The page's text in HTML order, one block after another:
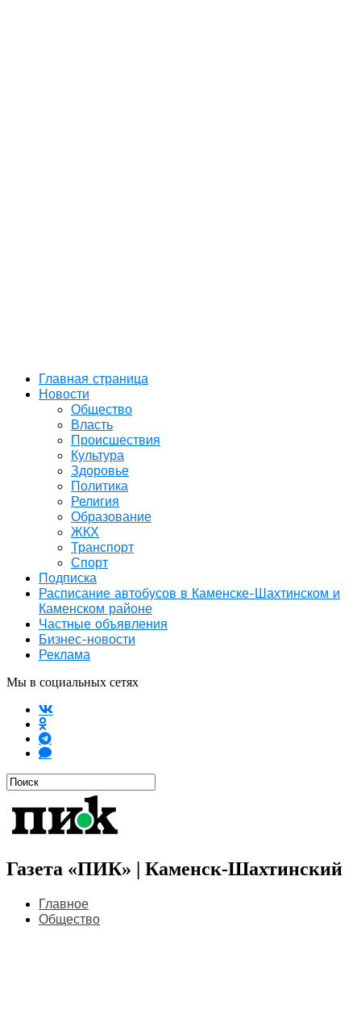
Главная страница
Новости
Общество
Власть
Происшествия
Культура
Здоровье
Политика
Религия
Образование
ЖКХ
Транспорт
Спорт
Подписка
Расписание автобусов в Каменске-Шахтинском и
Каменском районе
Частные объявления
Бизнес-новости
Реклама
Мы в социальных сетях
Газета «ПИК» | Каменск-Шахтинский
Главное
Общество